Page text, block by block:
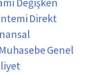
Direkt
Genel